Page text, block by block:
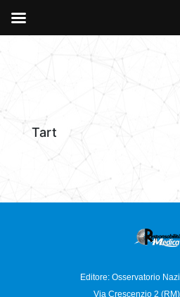
Tart
Editore: Osservatorio
Via Crescenzio 2